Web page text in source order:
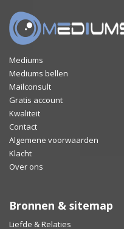
Mediums
Mediums bellen
Mailconsult
Gratis account
Kwaliteit
Contact
Algemene voorwaarden
Klacht
Over ons
Bronnen & sitemap
Liefde & Relaties